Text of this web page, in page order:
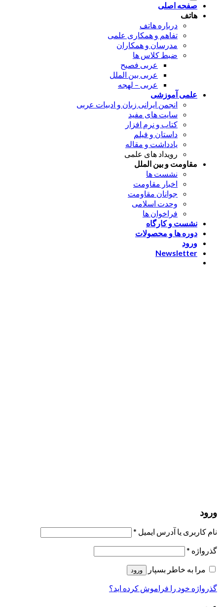
صفحه اصلی
هاتف
درباره هاتف
تفاهم و همکاری علمی
مدرسان و همکاران
ضبط کلاس ها
عربی فصیح
عربی بین الملل
عربی – لهجه
علمی آموزشی
انجمن ایرانی زبان و ادبیات عربی
سایت های مفید
کتاب و نرم افزار
داستان و فیلم
یادداشت و مقاله
رویداد های علمی
مقاومت و بین الملل
نشست ها
اخبار مقاومت
جوانان مقاومت
وحدت اسلامی
فراخوان ها
نشست و کارگاه
دوره ها و محصولات
ورود
Newsletter
ورود
نام کاربری یا آدرس ایمیل *
گذرواژه *
مرا به خاطر بسپار
ورود
گذرواژه خود را فراموش کرده اید؟